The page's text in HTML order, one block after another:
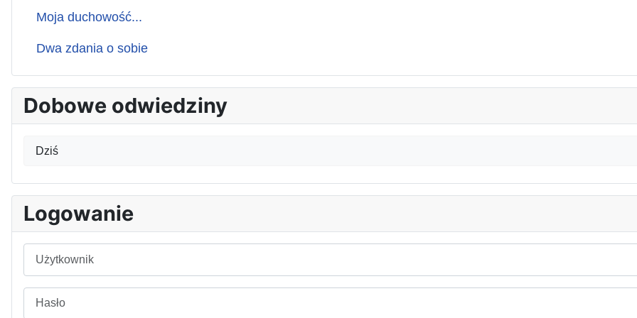
Moja duchowość...
Dwa zdania o sobie
Dobowe odwiedziny
Dziś
Logowanie